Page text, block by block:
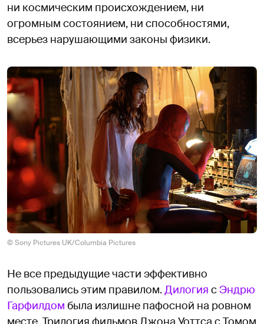
ни космическим происхождением, ни
огромным состоянием, ни способностями,
всерьез нарушающими законы физики.
© Sony Pictures UK/Columbia Pictures
Не все предыдущие части эффективно
пользовались этим правилом.Дилогия сЭндрю
Гарфилдом была излишне пафосной на ровном